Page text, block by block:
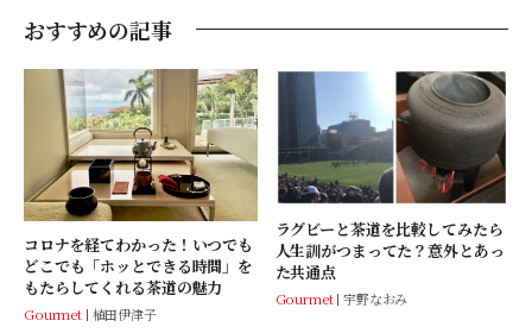
おすすめの記事
コロナを経てわかった！いつでも
どこでも「ホッとできる時間」を
もたらしてくれる茶道の魅力
Gourmet 植田伊津子
ラグビーと茶道を比較してみたら
人生訓がつまってた？意外とあっ
た共通点
Gourmet 宇野なおみ